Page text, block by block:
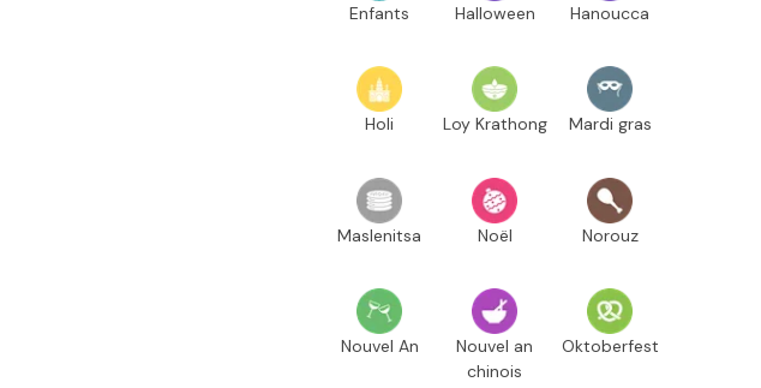
Enfants Halloween Hanoucca
Holi Loy Krathong Mardi gras
Maslenitsa Noël Norouz
Nouvel An
Nouvel an
chinois
Oktoberfest